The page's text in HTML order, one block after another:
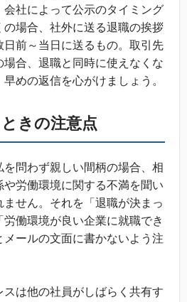
社によって公示のタイミング
の場合、社外に送る退職の挨拶
日前～当日に送るもの。取引先
合、退職と同時に使えなくな
めの返信を心がけましょう。
きの注意点
問わず親しい間柄の場合、相
労働環境に関する不満を聞い
せん。それを「退職が決まっ
働環境が良い企業に就職でき
ールの文面に書かないよう注
は他の社員がしばらく共有す